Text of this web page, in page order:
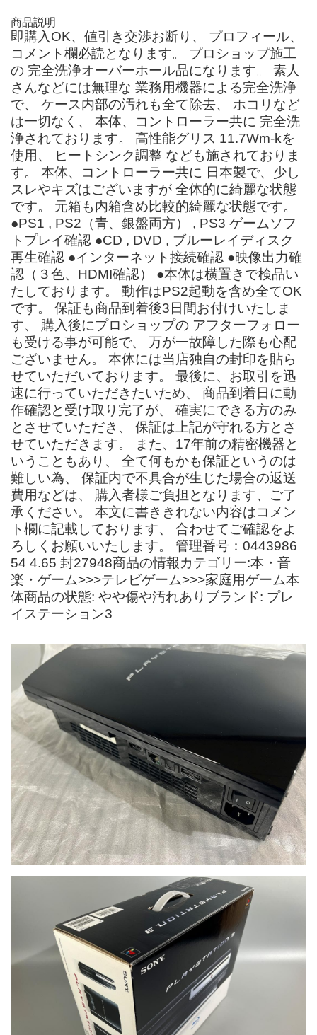
商品説明
即購入OK、値引き交渉お断り、 プロフィール、
コメント欄必読となります。 プロショップ施工
の 完全洗浄オーバーホール品になります。 素人
さんなどには無理な 業務用機器による完全洗浄
で、 ケース内部の汚れも全て除去、 ホコリなど
は一切なく、 本体、コントローラー共に 完全洗
浄されております。 高性能グリス 11.7Wm-kを
使用、 ヒートシンク調整 なども施されておりま
す。 本体、コントローラー共に 日本製で、少し
スレやキズはございますが 全体的に綺麗な状態
です。 元箱も内箱含め比較的綺麗な状態です。
●PS1 , PS2（青、銀盤両方） , PS3 ゲームソフ
トプレイ確認 ●CD , DVD , ブルーレイディスク
再生確認 ●インターネット接続確認 ●映像出力確
認（３色、HDMI確認） ●本体は横置きで検品い
たしております。 動作はPS2起動を含め全てOK
です。 保証も商品到着後3日間お付けいたしま
す、 購入後にプロショップの アフターフォロー
も受ける事が可能で、 万が一故障した際も心配
ございません。 本体には当店独自の封印を貼ら
せていただいております。 最後に、お取引を迅
速に行っていただきたいため、 商品到着日に動
作確認と受け取り完了が、 確実にできる方のみ
とさせていただき、 保証は上記が守れる方とさ
せていただきます。 また、17年前の精密機器と
いうこともあり、 全て何もかも保証というのは
難しい為、 保証内で不具合が生じた場合の返送
費用などは、 購入者様ご負担となります、ご了
承ください。 本文に書ききれない内容はコメン
ト欄に記載しております、 合わせてご確認をよ
ろしくお願いいたします。 管理番号：0443986
54 4.65 封27948商品の情報カテゴリー:本・音
楽・ゲーム>>>テレビゲーム>>>家庭用ゲーム本
体商品の状態: やや傷や汚れありブランド: プレ
イステーション3